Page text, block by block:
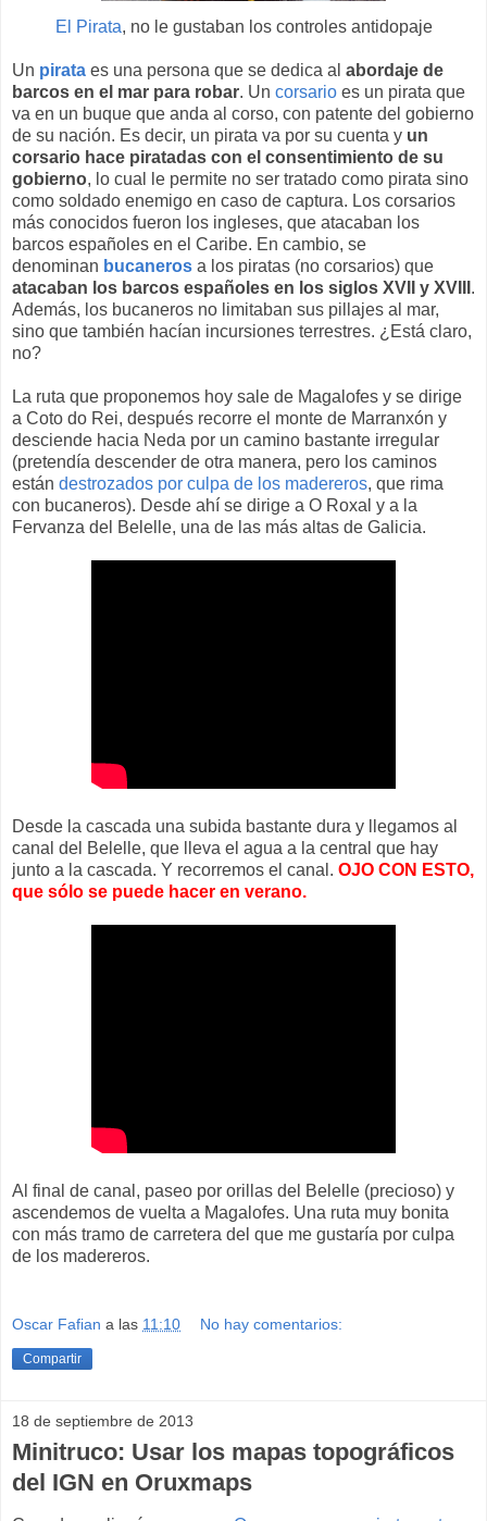
El Pirata, no le gustaban los controles antidopaje
Un pirata es una persona que se dedica al abordaje de
barcos en el mar para robar. Un corsario es un pirata que
va en un buque que anda al corso, con patente del gobierno
de su nación. Es decir, un pirata va por su cuenta y un
corsario hace piratadas con el consentimiento de su
gobierno, lo cual le permite no ser tratado como pirata sino
como soldado enemigo en caso de captura. Los corsarios
más conocidos fueron los ingleses, que atacaban los
barcos españoles en el Caribe. En cambio, se
denominan bucaneros a los piratas (no corsarios) que
atacaban los barcos españoles en los siglos XVII y XVIII .
Además, los bucaneros no limitaban sus pillajes al mar,
sino que también hacían incursiones terrestres. ¿Está claro,
no?
La ruta que proponemos hoy sale de Magalofes y se dirige
a Coto do Rei, después recorre el monte de Marranxón y
desciende hacia Neda por un camino bastante irregular
(pretendía descender de otra manera, pero los caminos
están destrozados por culpa de los madereros, que rima
con bucaneros). Desde ahí se dirige a O Roxal y a la
Fervanza del Belelle, una de las más altas de Galicia.
Desde la cascada una subida bastante dura y llegamos al
canal del Belelle, que lleva el agua a la central que hay
junto a la cascada. Y recorremos el canal. OJO CON ESTO,
que sólo se puede hacer en verano.
Al final de canal, paseo por orillas del Belelle (precioso) y
ascendemos de vuelta a Magalofes. Una ruta muy bonita
con más tramo de carretera del que me gustaría por culpa
de los madereros.
Oscar Fafian a las 11:10 No hay comentarios:
Compartir
18 de septiembre de 2013
Minitruco: Usar los mapas topográficos
del IGN en Oruxmaps